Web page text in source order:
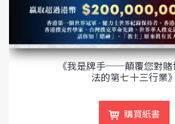
《我是牌手──顛覆您對賭
法的第七十三行業》
購買紙書